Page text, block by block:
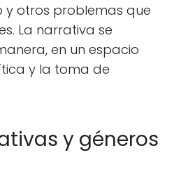
y otros problemas que
La narrativa se
en un espacio
y la toma de
y géneros